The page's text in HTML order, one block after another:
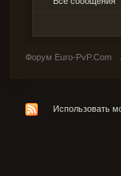
Форум Euro-PvP.Com
Использовать